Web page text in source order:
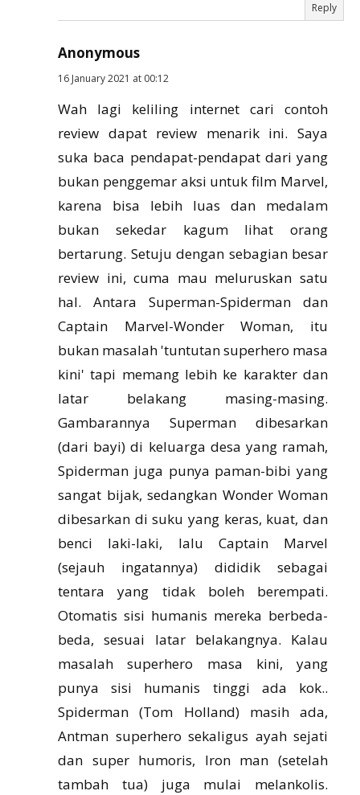
Reply
Anonymous
16 January 2021 at 00:12
Wah lagi keliling internet cari contoh
review dapat review menarik ini. Saya
suka baca pendapat-pendapat dari yang
bukan penggemar aksi untuk film Marvel,
karena bisa lebih luas dan medalam
bukan sekedar kagum lihat orang
bertarung. Setuju dengan sebagian besar
review ini, cuma mau meluruskan satu
hal. Antara Superman-Spiderman dan
Captain Marvel-Wonder Woman, itu
bukan masalah 'tuntutan superhero masa
kini' tapi memang lebih ke karakter dan
latar belakang masing-masing.
Gambarannya Superman dibesarkan
(dari bayi) di keluarga desa yang ramah,
Spiderman juga punya paman-bibi yang
sangat bijak, sedangkan Wonder Woman
dibesarkan di suku yang keras, kuat, dan
benci laki-laki, lalu Captain Marvel
(sejauh ingatannya) dididik sebagai
tentara yang tidak boleh berempati.
Otomatis sisi humanis mereka berbeda-
beda, sesuai latar belakangnya. Kalau
masalah superhero masa kini, yang
punya sisi humanis tinggi ada kok..
Spiderman (Tom Holland) masih ada,
Antman superhero sekaligus ayah sejati
dan super humoris, Iron man (setelah
tambah tua) juga mulai melankolis.